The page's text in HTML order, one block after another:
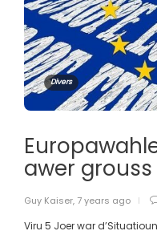
Divers
awer
Guy Kaiser, 7 years ago
Viru 5 Joer war